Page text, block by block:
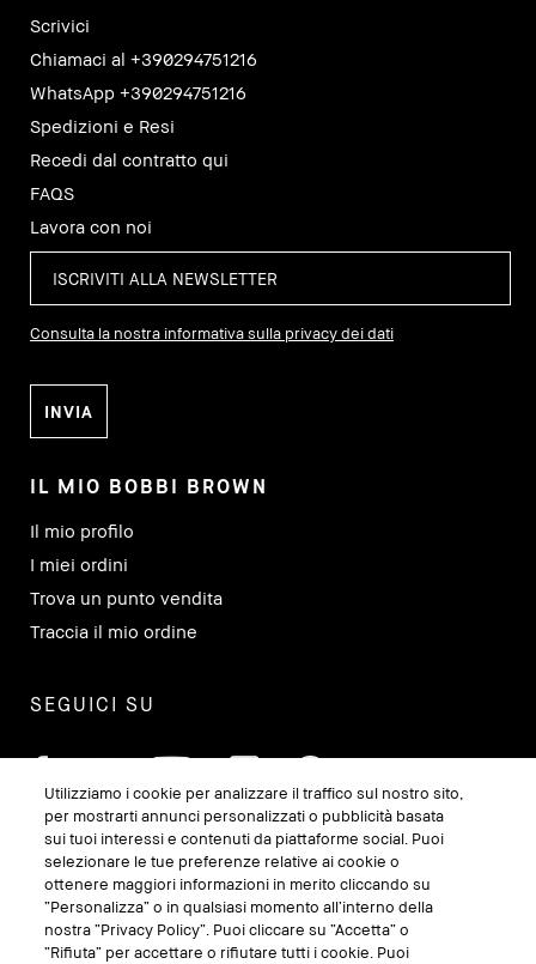
Scrivici
Chiamaci al +390294751216
WhatsApp +390294751216
Spedizioni e Resi
Recedi dal contratto qui
FAQS
Lavora con noi
Consulta la nostra informativa sulla privacy dei dati
IL MIO BOBBI BROWN
Il mio profilo
I miei ordini
Trova un punto vendita
Traccia il mio ordine
SEGUICI SU
Utilizziamo i cookie per analizzare il traffico sul nostro sito,
per mostrarti annunci personalizzati o pubblicità basata
sui tuoi interessi e contenuti da piattaforme social. Puoi
selezionare le tue preferenze relative ai cookie o
ottenere maggiori informazioni in merito cliccando su
“Personalizza” o in qualsiasi momento all’interno della
nostra “Privacy Policy”. Puoi cliccare su “Accetta” o
“Rifiuta” per accettare o rifiutare tutti i cookie. Puoi